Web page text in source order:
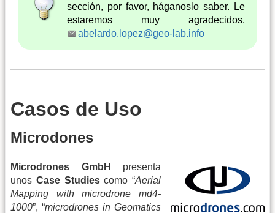
sección, por favor, háganoslo saber. Le
estaremos muy agradecidos.
abelardo.lopez@geo-lab.info
Casos de Uso
Microdones
Microdrones GmbH
presenta
unos Case Studiescomo “Aerial
Mapping with microdrone md4-
1000”, “microdrones in Geomatics